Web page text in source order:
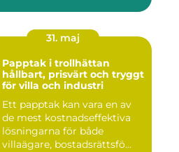
31. maj
Papptak i trollhättan
hållbart, prisvärt och tryggt
för villa och industri
Ett papptak kan vara en av
de mest kostnadseffektiva
lösningarna för både
villaägare, bostadsrättsfö...